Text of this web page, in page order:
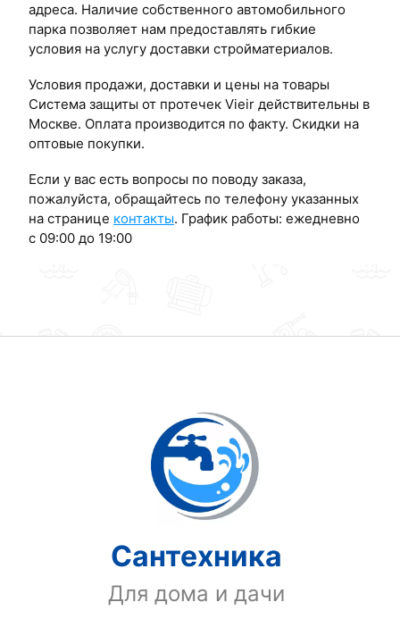
адреса. Наличие собственного автомобильного
парка позволяет нам предоставлять гибкие
условия на услугу доставки стройматериалов.
Условия продажи, доставки и цены на товары
Система защиты от протечек Vieir действительны в
Москве. Оплата производится по факту. Скидки на
оптовые покупки.
Если у вас есть вопросы по поводу заказа,
пожалуйста, обращайтесь по телефону указанных
на странице контакты. График работы: ежедневно
с 09:00 до 19:00
Сантехника
Для дома и дачи